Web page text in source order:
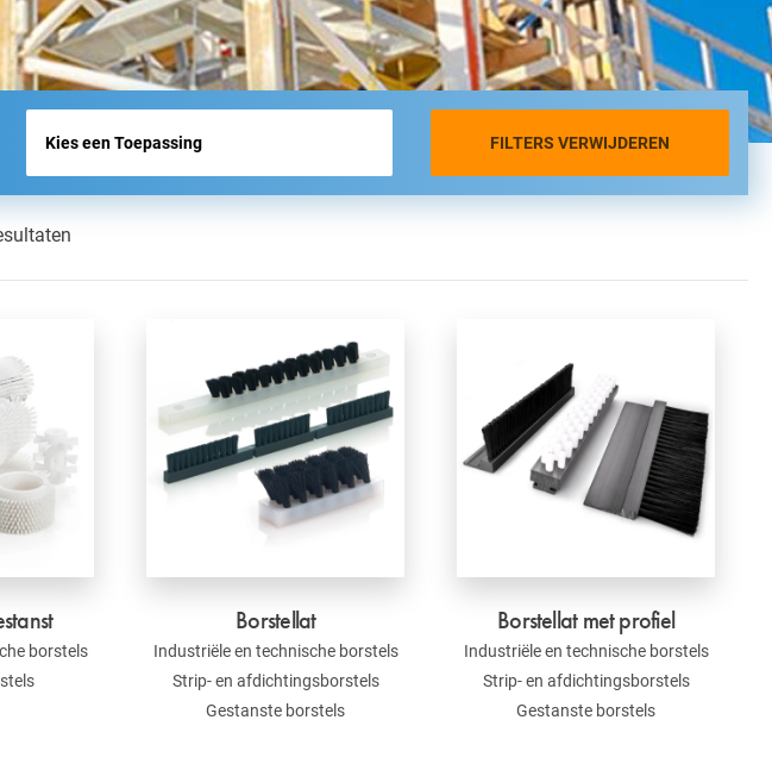
FILTERS VERWIJDEREN
borstels
Borstellat
Industriële en technische borstels
Strip- en afdichtingsborstels
Gestanste borstels
Borstellat met profiel
Industriële en technische borstels
Strip- en afdichtingsborstels
Gestanste borstels